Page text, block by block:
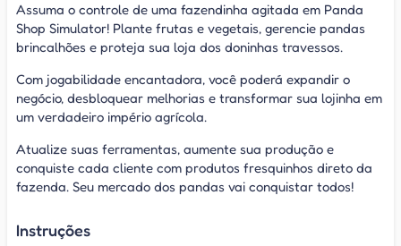
Assuma o controle de uma fazendinha agitada em Panda
Shop Simulator! Plante frutas e vegetais, gerencie pandas
brincalhões e proteja sua loja dos doninhas travessos.
Com jogabilidade encantadora, você poderá expandir o
negócio, desbloquear melhorias e transformar sua lojinha em
um verdadeiro império agrícola.
Atualize suas ferramentas, aumente sua produção e
conquiste cada cliente com produtos fresquinhos direto da
fazenda. Seu mercado dos pandas vai conquistar todos!
Instruções